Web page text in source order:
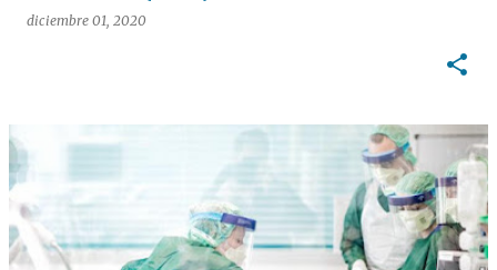
diciembre 01, 2020